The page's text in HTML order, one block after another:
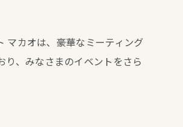
マカオは、豪華なミーティング
、みなさまのイベントをさら